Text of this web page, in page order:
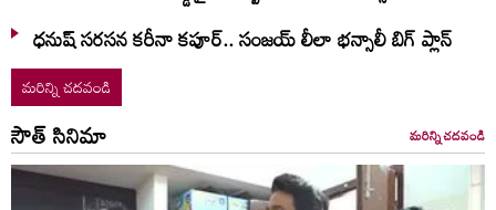
ధనుష్ సరసన కరీనా కపూర్.. సంజయ్ లీలా భన్సాలీ బిగ్ ప్లాన్
మరిన్ని చదవండి
సౌత్ సినిమా మరిన్ని చదవండి